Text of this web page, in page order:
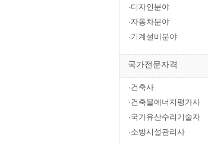
·디자인분야
·자동차분야
·기계설비분야
국가전문자격
·건축사
·건축물에너지평가사
·국가유산수리기술자
·소방시설관리사